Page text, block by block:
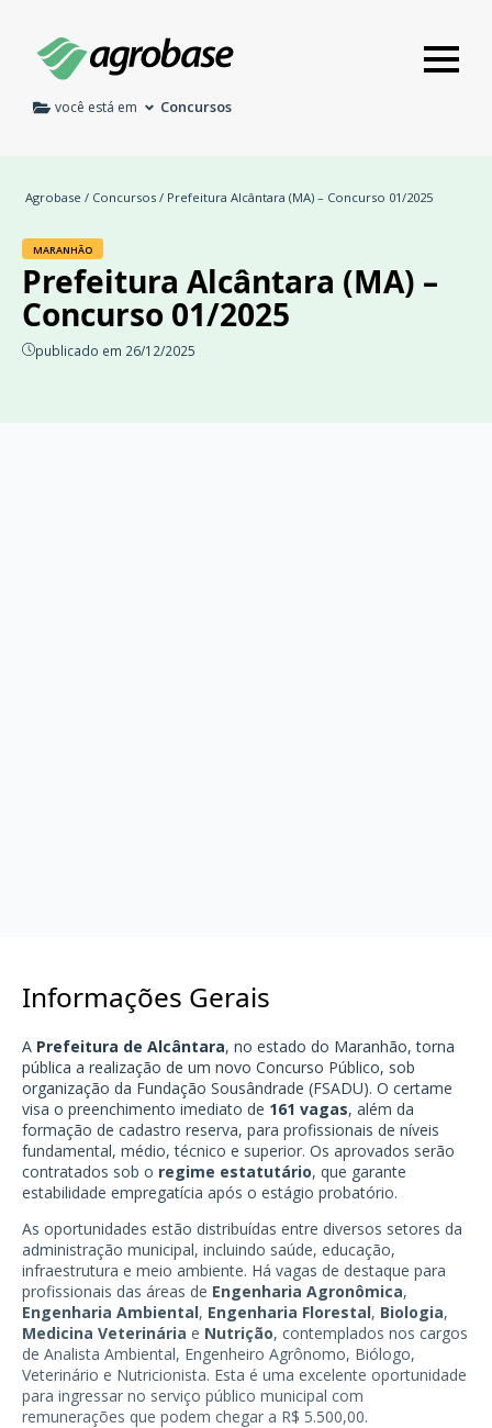
você está em Concursos
Agrobase / Concursos / Prefeitura Alcântara (MA) – Concurso 01/2025
MARANHÃO
Prefeitura Alcântara (MA) –
Concurso 01/2025
publicado em 26/12/2025
Informações Gerais
A Prefeitura de Alcântara, no estado do Maranhão, torna
pública a realização de um novo Concurso Público, sob
organização da Fundação Sousândrade (FSADU). O certame
visa o preenchimento imediato de 161 vagas, além da
formação de cadastro reserva, para profissionais de níveis
fundamental, médio, técnico e superior. Os aprovados serão
contratados sob o regime estatutário, que garante
estabilidade empregatícia após o estágio probatório.
As oportunidades estão distribuídas entre diversos setores da
administração municipal, incluindo saúde, educação,
infraestrutura e meio ambiente. Há vagas de destaque para
profissionais das áreas de Engenharia Agronômica,
Engenharia Ambiental, Engenharia Florestal, Biologia,
Medicina Veterinária e Nutrição, contemplados nos cargos
de Analista Ambiental, Engenheiro Agrônomo, Biólogo,
Veterinário e Nutricionista. Esta é uma excelente oportunidade
para ingressar no serviço público municipal com
remunerações que podem chegar a R$ 5.500,00.